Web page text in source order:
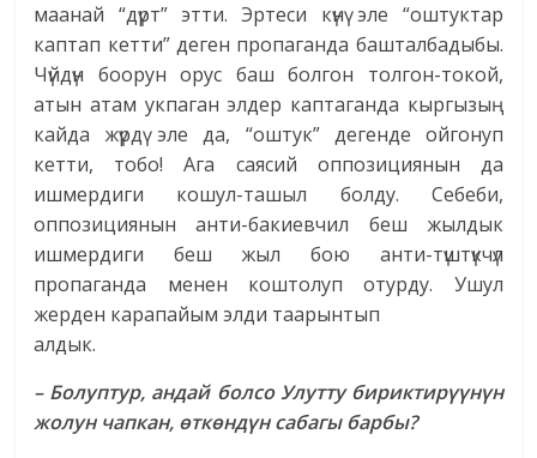
маанай “дүрт” этти. Эртеси күнү эле “оштуктар
каптап кетти” деген пропаганда башталбадыбы.
Чүйдүн боорун орус баш болгон толгон-токой,
атын атам укпаган элдер каптаганда кыргызың
кайда жүрдү эле да, “оштук” дегенде ойгонуп
кетти, тобо! Ага саясий оппозициянын да
ишмердиги кошул-ташыл болду. Себеби,
оппозициянын анти-бакиевчил беш жылдык
ишмердиги беш жыл бою анти-түштүкчүл
пропаганда менен коштолуп отурду. Ушул
жерден карапайым элди таарынтып
алдык.
– Болуптур, андай болсо Улутту бириктирүүнүн
жолун чапкан, өткөндүн сабагы барбы?